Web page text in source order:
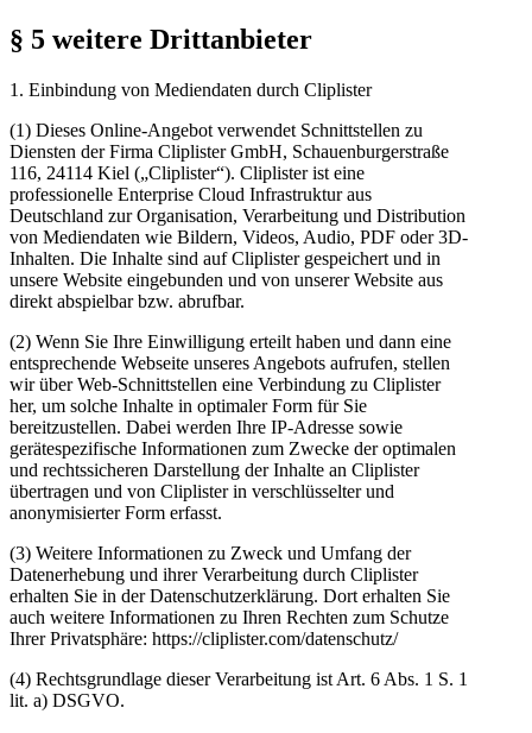
§ 5 weitere Drittanbieter
1. Einbindung von Mediendaten durch Cliplister
(1) Dieses Online-Angebot verwendet Schnittstellen zu
Diensten der Firma Cliplister GmbH, Schauenburgerstraße
116, 24114 Kiel („Cliplister“). Cliplister ist eine
professionelle Enterprise Cloud Infrastruktur aus
Deutschland zur Organisation, Verarbeitung und Distribution
von Mediendaten wie Bildern, Videos, Audio, PDF oder 3D-
Inhalten. Die Inhalte sind auf Cliplister gespeichert und in
unsere Website eingebunden und von unserer Website aus
direkt abspielbar bzw. abrufbar.
(2) Wenn Sie Ihre Einwilligung erteilt haben und dann eine
entsprechende Webseite unseres Angebots aufrufen, stellen
wir über Web-Schnittstellen eine Verbindung zu Cliplister
her, um solche Inhalte in optimaler Form für Sie
bereitzustellen. Dabei werden Ihre IP-Adresse sowie
gerätespezifische Informationen zum Zwecke der optimalen
und rechtssicheren Darstellung der Inhalte an Cliplister
übertragen und von Cliplister in verschlüsselter und
anonymisierter Form erfasst.
(3) Weitere Informationen zu Zweck und Umfang der
Datenerhebung und ihrer Verarbeitung durch Cliplister
erhalten Sie in der Datenschutzerklärung. Dort erhalten Sie
auch weitere Informationen zu Ihren Rechten zum Schutze
Ihrer Privatsphäre: https://cliplister.com/datenschutz/
(4) Rechtsgrundlage dieser Verarbeitung ist Art. 6 Abs. 1 S. 1
lit. a) DSGVO.